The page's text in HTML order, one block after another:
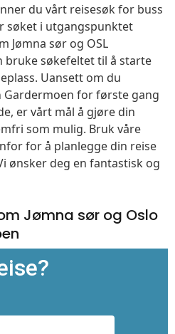
du vårt reisesøk for buss
søket i utgangspunktet
Jømna sør og OSL
bruke søkefeltet til å starte
Uansett om du
for første gang
er vårt mål å gjøre din
som mulig. Bruk våre
for å planlegge din reise
ønsker deg en fantastisk og
Jømna sør og Oslo